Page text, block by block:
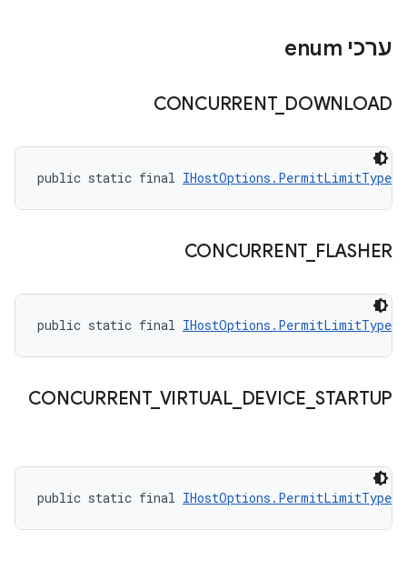
ערכי enum
CONCURRENT_ DOWNLOAD
public static final IHostOptions.PermitLimitType
CONCURRENT_ FLASHER
public static final IHostOptions.PermitLimitType
CONCURRENT_ VIRTUAL_ DEVICE STARTUP
public static final IHostOptions.PermitLimitType